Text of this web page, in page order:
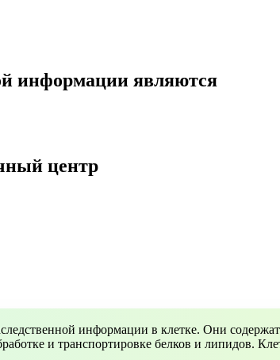
информации являются
центр
информации в клетке. Они
и транспортировке белков и липидов.